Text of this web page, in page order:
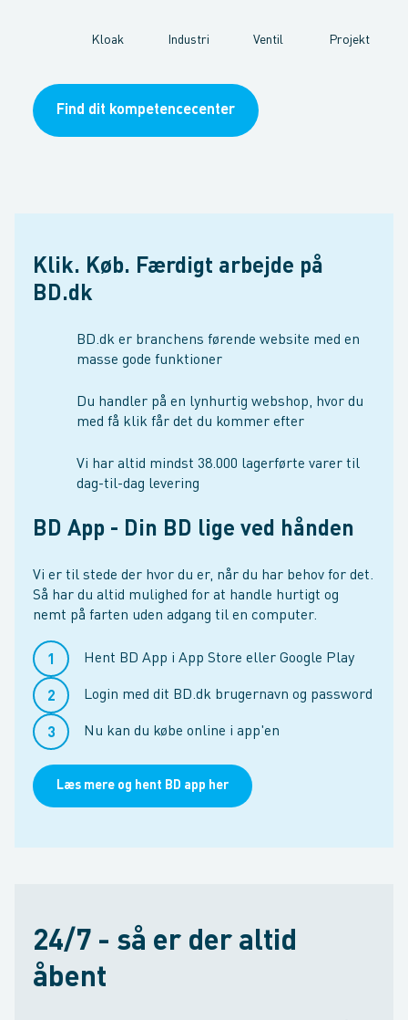
Kloak Industri Ventil Projekt
Find dit kompetencecenter
Klik. Køb. Færdigt arbejde på
BD.dk
BD.dk er branchens førende website med en
masse gode funktioner
Du handler på en lynhurtig webshop, hvor du
med få klik får det du kommer efter
Vi har altid mindst 38.000 lagerførte varer til
dag-til-dag levering
BD App - Din BD lige ved hånden
Vi er til stede der hvor du er, når du har behov for det.
Så har du altid mulighed for at handle hurtigt og
nemt på farten uden adgang til en computer.
Hent BD App i App Store eller Google Play
Login med dit BD.dk brugernavn og password
Nu kan du købe online i app'en
Læs mere og hent BD app her
24/7 - så er der altid
åbent